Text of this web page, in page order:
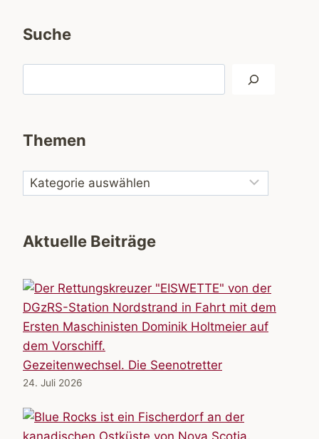
Suche
Themen
Aktuelle Beiträge
Gezeitenwechsel. Die Seenotretter
24. Juli 2026